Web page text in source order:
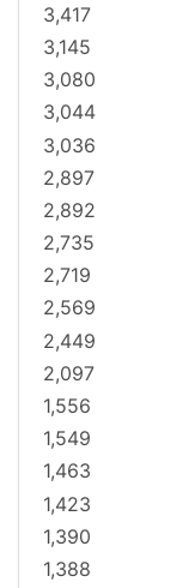
3,417
3,145
3,080
3,044
3,036
2,897
2,892
2,735
2,719
2,569
2,449
2,097
1,556
1,549
1,463
1,423
1,390
1,388